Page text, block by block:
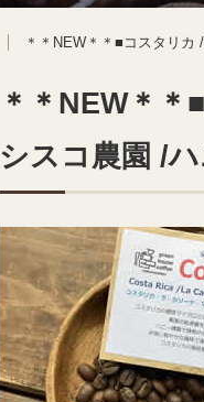
＊＊NEW＊＊■コスタリ
＊＊NEW＊
シスコ農園 /